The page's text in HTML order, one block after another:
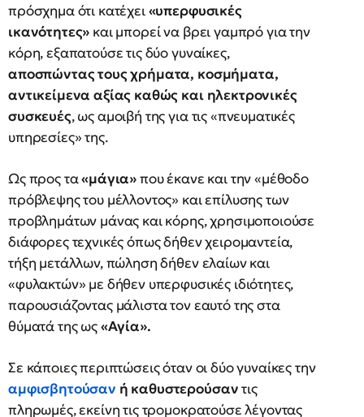
πρόσχημα ότι κατέχει«υπερφυσικές
ικανότητες» και μπορεί να βρει γαμπρό για την
κόρη, εξαπατούσε τις δύο γυναίκες,
αποσπώντας τους χρήματα, κοσμήματα,
αντικείμενα αξίας καθώς και ηλεκτρονικές
συσκευές, ως αμοιβή της για τις «πνευματικές
υπηρεσίες» της.
Ως προς τα«μάγια»που έκανε και την «μέθοδο
πρόβλεψης του μέλλοντος» και επίλυσης των
προβλημάτων μάνας και κόρης, χρησιμοποιούσε
διάφορες τεχνικές όπως δήθεν χειρομαντεία,
τήξη μετάλλων, πώληση δήθεν ελαίων και
«φυλακτών» με δήθεν υπερφυσικές ιδιότητες,
παρουσιάζοντας μάλιστα τον εαυτό της στα
θύματά της ως«Αγία».
Σε κάποιες περιπτώσεις όταν οι δύο γυναίκες την
αμφισβητούσαν ή καθυστερούσαντις
πληρωμές, εκείνη τις τρομοκρατούσε λέγοντας